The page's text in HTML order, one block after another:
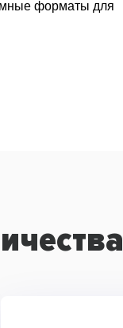
форматы для